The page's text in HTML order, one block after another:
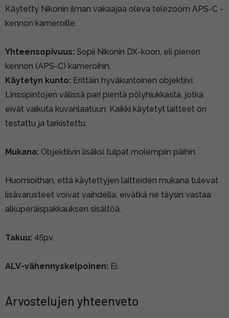
Käytetty Nikonin ilman vakaajaa oleva telezoom APS-C -
kennon kameroille.
Yhteensopivuus: Sopii Nikonin DX-koon, eli pienen
kennon (APS-C) kameroihin.
Käytetyn kunto: Erittäin hyväkuntoinen objektiivi.
Linssipintojen välissä pari pientä pölyhiukkasta, jotka
eivät vaikuta kuvanlaatuun. Kaikki käytetyt laitteet on
testattu ja tarkistettu.
Mukana: Objektiivin lisäksi tulpat molempiin päihin.
Huomioithan, että käytettyjen laitteiden mukana tulevat
lisävarusteet voivat vaihdella, eivätkä ne täysin vastaa
alkuperäispakkauksen sisältöä.
Takuu: 45pv.
ALV-vähennyskelpoinen: Ei.
Arvostelujen yhteenveto